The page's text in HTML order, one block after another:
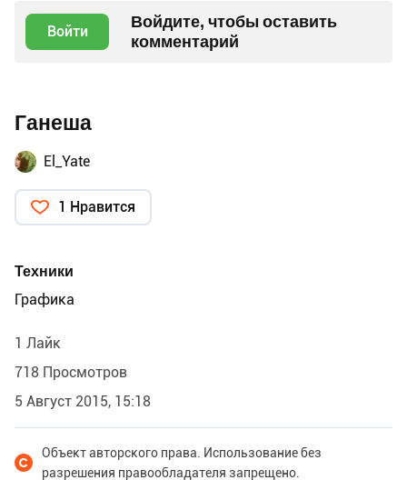
Войти
Войдите, чтобы оставить
комментарий
Ганеша
El_Yate
1 Нравится
Техники
Графика
1 Лайк
718 Просмотров
5 Август 2015, 15:18
Объект авторского права. Использование без
разрешения правообладателя запрещено.